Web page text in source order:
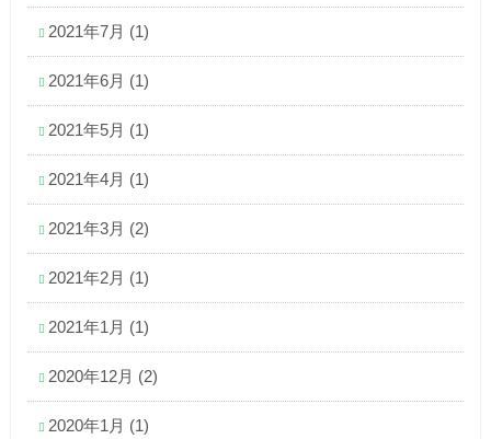
2021年7月 (1)
2021年6月 (1)
2021年5月 (1)
2021年4月 (1)
2021年3月 (2)
2021年2月 (1)
2021年1月 (1)
2020年12月 (2)
2020年1月 (1)